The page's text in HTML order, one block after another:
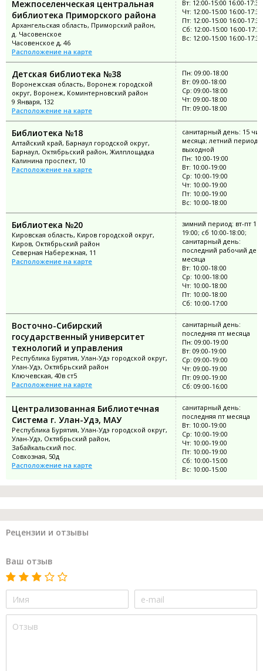
Межпоселенческая центральная
библиотека Приморского района
Архангельская область, Приморский район,
д. Часовенское
Часовенское д, 46
Расположение на карте
Вт: 12:00-15:00 16:00-17:30
Чт: 12:00-15:00 16:00-17:30
Пт: 12:00-15:00 16:00-17:30
Сб: 12:00-15:00 16:00-17:30
Вс: 12:00-15:00 16:00-17:30
Детская библиотека №38
Воронежская область, Воронеж городской
округ, Воронеж, Коминтерновский район
9 Января, 132
Расположение на карте
Пн: 09:00-18:00
Вт: 09:00-18:00
Ср: 09:00-18:00
Чт: 09:00-18:00
Пт: 09:00-18:00
Библиотека №18
Алтайский край, Барнаул городской округ,
Барнаул, Октябрьский район, Жилплощадка
Калинина проспект, 10
Расположение на карте
санитарный день: 15
месяца; летний период:
выходной
Пн: 10:00-19:00
Вт: 10:00-19:00
Ср: 10:00-19:00
Чт: 10:00-19:00
Пт: 10:00-19:00
Вс: 10:00-18:00
Библиотека №20
Кировская область, Киров городской округ,
Киров, Октябрьский район
Северная Набережная, 11
Расположение на карте
зимний период: вт-пт
19:00; сб 10:00-18:00;
санитарный день:
последний рабочий
месяца
Вт: 10:00-18:00
Ср: 10:00-18:00
Чт: 10:00-18:00
Пт: 10:00-18:00
Сб: 10:00-17:00
Восточно-Сибирский
государственный университет
технологий и управления
Республика Бурятия, Улан-Удэ городской округ,
Улан-Удэ, Октябрьский район
Ключевская, 40в ст5
Расположение на карте
санитарный день:
последняя пт месяца
Пн: 09:00-19:00
Вт: 09:00-19:00
Ср: 09:00-19:00
Чт: 09:00-19:00
Пт: 09:00-19:00
Сб: 09:00-16:00
Централизованная Библиотечная
Система г. Улан-Удэ, МАУ
Республика Бурятия, Улан-Удэ городской округ,
Улан-Удэ, Октябрьский район,
Забайкальский пос.
Совхозная, 50д
Расположение на карте
санитарный день:
последняя пт месяца
Вт: 10:00-19:00
Ср: 10:00-19:00
Чт: 10:00-19:00
Пт: 10:00-19:00
Сб: 10:00-15:00
Вс: 10:00-15:00
Рецензии и отзывы
Ваш отзыв